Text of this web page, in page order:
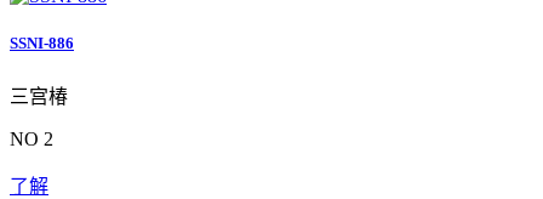
SSNI-886
三宫椿
NO 2
了解